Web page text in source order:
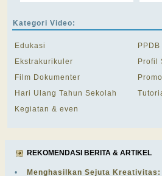
Kategori Video:
Edukasi
Ekstrakurikuler
Film Dokumenter
Hari Ulang Tahun Sekolah
Kegiatan & even
PPDB
Profil
REKOMENDASI BERITA & ARTIKEL
• Menghasilkan Sejuta